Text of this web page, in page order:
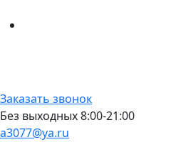
Заказать звонок
Без выходных 8:00-21:00
a3077@ya.ru